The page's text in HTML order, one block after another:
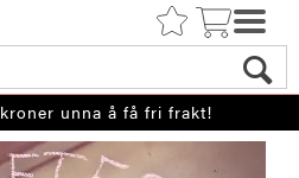
kroner unna å få fri frakt!